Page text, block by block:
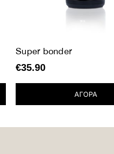
Super bonder
€35.90
ΑΓΟΡΑ